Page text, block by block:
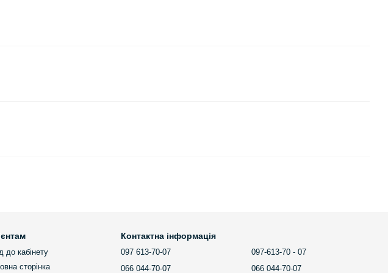
до кабінету
сторінка
Контактна інформація
097 613-70-07
066 044-70-07
097-613-70 - 07
066 044-70-07